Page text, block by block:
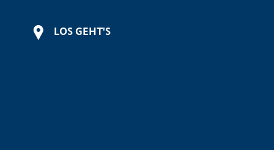
LOS GEHT'S